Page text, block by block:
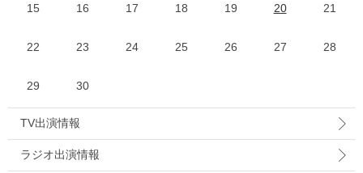
15 16 17 18 19 20 21
22 23 24 25 26 27 28
29 30
TV出演情報
ラジオ出演情報